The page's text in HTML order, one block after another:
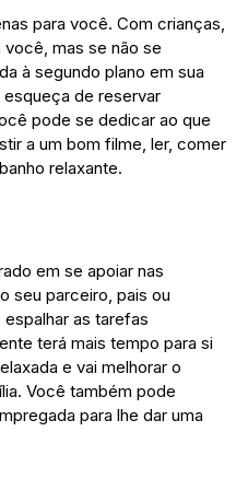
para você. Com crianças,
mas se não se
à segundo plano em sua
de reservar
pode se dedicar ao que
a um bom filme, ler, comer
relaxante.
em se apoiar nas
seu parceiro, pais ou
as tarefas
terá mais tempo para si
e vai melhorar o
Você também pode
para lhe dar uma